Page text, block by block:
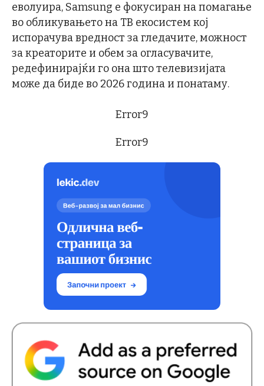
еволуира, Samsung е фокусиран на помагање
во обликувањето на ТВ екосистем кој
испорачува вредност за гледачите, можност
за креаторите и обем за огласувачите,
редефинирајќи го она што телевизијата
може да биде во 2026 година и понатаму.
Error9
Error9